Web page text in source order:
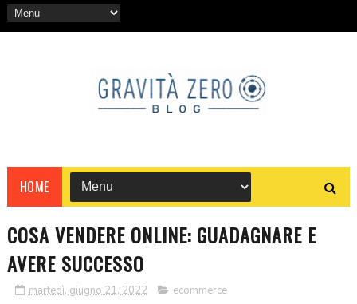
HOME
COSA VENDERE ONLINE: GUADAGNARE E
AVERE SUCCESSO
martedì, giugno 21, 2022 ecommerce